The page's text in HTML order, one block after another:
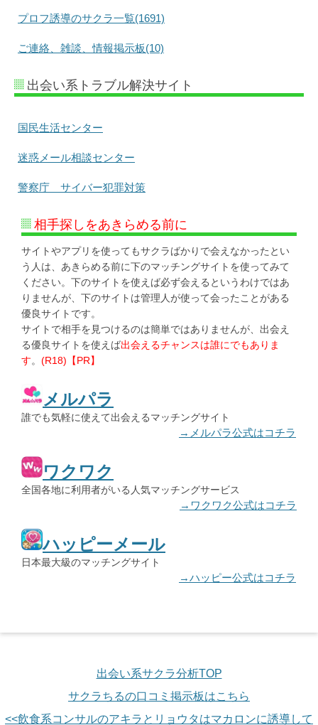
プロフ誘導のサクラ一覧(1691)
ご連絡、雑談、情報掲示板(10)
出会い系トラブル解決サイト
国民生活センター
迷惑メール相談センター
警察庁 サイバー犯罪対策
相手探しをあきらめる前に
サイトやアプリを使ってもサクラばかりで会えなかったとい
う人は、あきらめる前に下のマッチングサイトを使ってみて
ください。下のサイトを使えば必ず会えるというわけではあ
りませんが、下のサイトは管理人が使って会ったことがある
優良サイトです。
サイトで相手を見つけるのは簡単ではありませんが、出会え
る優良サイトを使えば出会えるチャンスは誰にでもありま
す。 (R18)【PR】
メルパラ
誰でも気軽に使えて出会えるマッチングサイト
→メルパラ公式はコチラ
ワクワク
全国各地に利用者がいる人気マッチングサービス
→ワクワク公式はコチラ
ハッピーメール
日本最大級のマッチングサイト
→ハッピー公式はコチラ
出会い系サクラ分析TOP
サクラちるの口コミ掲示板はこちら
<<飲食系コンサルのアキラとリョウタはマカロンに誘導して